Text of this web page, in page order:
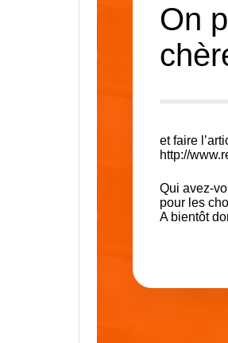
On
et faire
http://
Qui avez-
pour les
A bientôt